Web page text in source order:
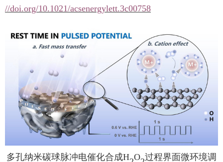
//doi.org/10.1021/acsenergylett.3c00758
多孔纳米碳球脉冲电催化合成H O 过程界面微环境调